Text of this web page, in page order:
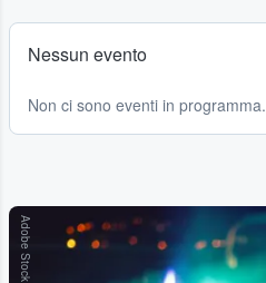
Nessun evento
Non ci sono eventi in programma.
Adobe Stock